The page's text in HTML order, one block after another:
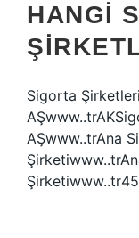
HANGI
Sigorta
AŞwww..trAna